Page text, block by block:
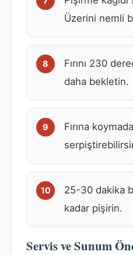
Üzerini nemli
Fırını 230
daha bekletin.
Fırına
25-30 dakika
kadar pişirin.
Servis ve Sunum